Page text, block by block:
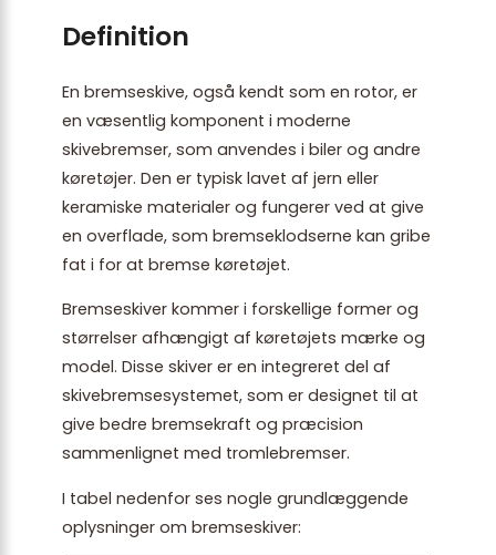
Definition
En bremseskive, også kendt som en rotor, er
en væsentlig komponent i moderne
skivebremser, som anvendes i biler og andre
køretøjer. Den er typisk lavet af jern eller
keramiske materialer og fungerer ved at give
en overflade, som bremseklodserne kan gribe
fat i for at bremse køretøjet.
Bremseskiver kommer i forskellige former og
størrelser afhængigt af køretøjets mærke og
model. Disse skiver er en integreret del af
skivebremsesystemet, som er designet til at
give bedre bremsekraft og præcision
sammenlignet med tromlebremser.
I tabel nedenfor ses nogle grundlæggende
oplysninger om bremseskiver: